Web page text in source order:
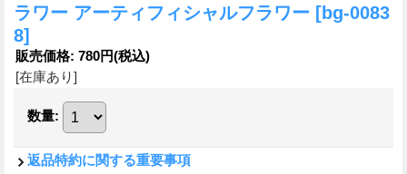
ラワー アーティフィシャルフラワー [bg-0083
8]
販売価格: 780円(税込)
[在庫あり]
数量:
返品特約に関する重要事項